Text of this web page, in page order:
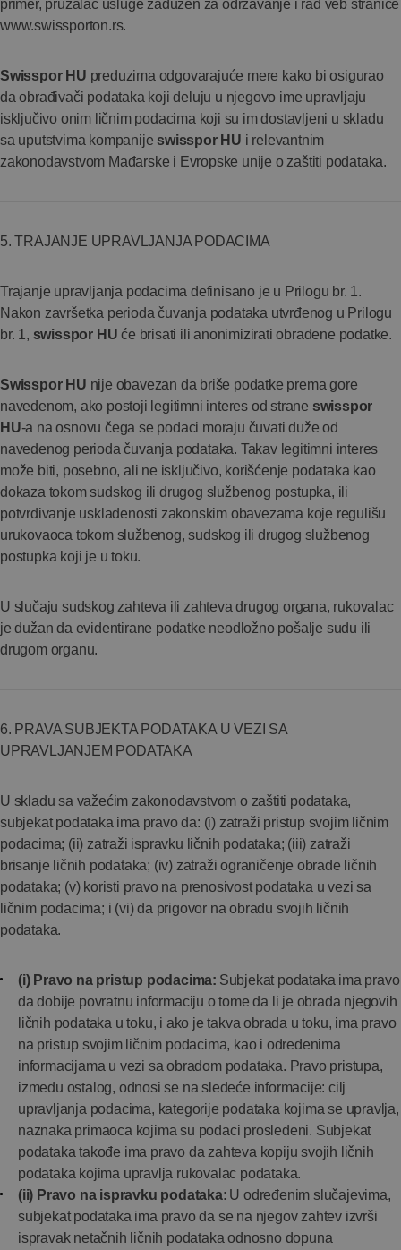
primer, pružalac usluge zadužen za održavanje i rad veb stranice
www.swissporton.rs.
Swisspor HU preduzima odgovarajuće mere kako bi osigurao
da obrađivači podataka koji deluju u njegovo ime upravljaju
isključivo onim ličnim podacima koji su im dostavljeni u skladu
sa uputstvima kompanije swisspor HU i relevantnim
zakonodavstvom Mađarske i Evropske unije o zaštiti podataka.
5. TRAJANJE UPRAVLJANJA PODACIMA
Trajanje upravljanja podacima definisano je u Prilogu br. 1.
Nakon završetka perioda čuvanja podataka utvrđenog u Prilogu
br. 1, swisspor HU će brisati ili anonimizirati obrađene podatke.
Swisspor HU nije obavezan da briše podatke prema gore
navedenom, ako postoji legitimni interes od strane swisspor
HU-a na osnovu čega se podaci moraju čuvati duže od
navedenog perioda čuvanja podataka. Takav legitimni interes
može biti, posebno, ali ne isključivo, korišćenje podataka kao
dokaza tokom sudskog ili drugog službenog postupka, ili
potvrđivanje usklađenosti zakonskim obavezama koje regulišu
urukovaoca tokom službenog, sudskog ili drugog službenog
postupka koji je u toku.
U slučaju sudskog zahteva ili zahteva drugog organa, rukovalac
je dužan da evidentirane podatke neodložno pošalje sudu ili
drugom organu.
6. PRAVA SUBJEKTA PODATAKA U VEZI SA
UPRAVLJANJEM PODATAKA
U skladu sa važećim zakonodavstvom o zaštiti podataka,
subjekat podataka ima pravo da: (i) zatraži pristup svojim ličnim
podacima; (ii) zatraži ispravku ličnih podataka; (iii) zatraži
brisanje ličnih podataka; (iv) zatraži ograničenje obrade ličnih
podataka; (v) koristi pravo na prenosivost podataka u vezi sa
ličnim podacima; i (vi) da prigovor na obradu svojih ličnih
podataka.
(i) Pravo na pristup podacima: Subjekat podataka ima pravo
da dobije povratnu informaciju o tome da li je obrada njegovih
ličnih podataka u toku, i ako je takva obrada u toku, ima pravo
na pristup svojim ličnim podacima, kao i određenima
informacijama u vezi sa obradom podataka. Pravo pristupa,
između ostalog, odnosi se na sledeće informacije: cilj
upravljanja podacima, kategorije podataka kojima se upravlja,
naznaka primaoca kojima su podaci prosleđeni. Subjekat
podataka takođe ima pravo da zahteva kopiju svojih ličnih
podataka kojima upravlja rukovalac podataka.
(ii) Pravo na ispravku podataka: U određenim slučajevima,
subjekat podataka ima pravo da se na njegov zahtev izvrši
ispravak netačnih ličnih podataka odnosno dopuna